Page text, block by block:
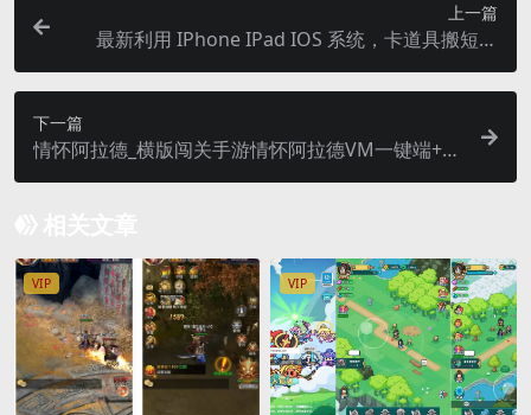
上一篇
最新利用 IPhone IPad IOS 系统，卡道具搬短视
频，百分百过原创
下一篇
情怀阿拉德_横版闯关手游情怀阿拉德VM一键端+Li
nux学习手工服务端
VIP VIP